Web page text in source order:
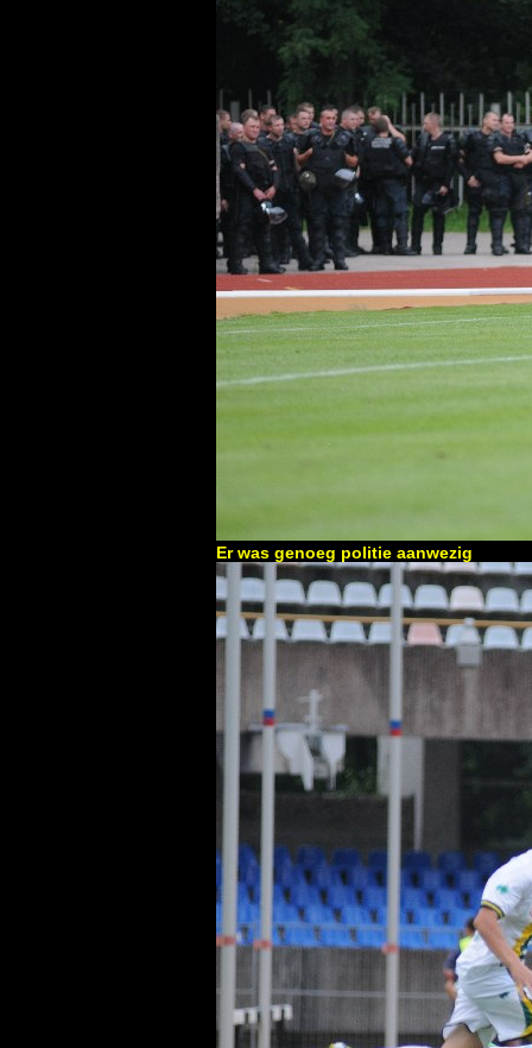
Er was genoeg politie aanwezig